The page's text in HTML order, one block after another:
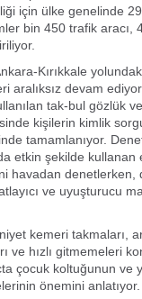
için ülke genelinde
bin 450 trafik aracı,
Kırıkkale
aralıksız devam
tak-bul gözlük
kişilerin kimlik
tamamlanıyor.
etkin şekilde
havadan
ve uyuşturucu
kemeri takmaları,
ve hızlı gitmemeleri
çocuk koltuğunun ve
önemini anlatıyor.